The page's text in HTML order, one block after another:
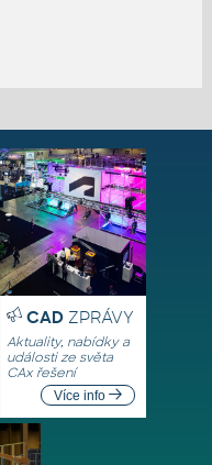
CADZPRÁVY
Aktuality, nabídky a
události ze světa
CAx řešení
Více info